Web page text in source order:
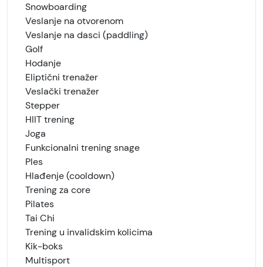
Snowboarding
Veslanje na otvorenom
Veslanje na dasci (paddling)
Golf
Hodanje
Eliptični trenažer
Veslački trenažer
Stepper
HIIT trening
Joga
Funkcionalni trening snage
Ples
Hlađenje (cooldown)
Trening za core
Pilates
Tai Chi
Trening u invalidskim kolicima
Kik-boks
Multisport